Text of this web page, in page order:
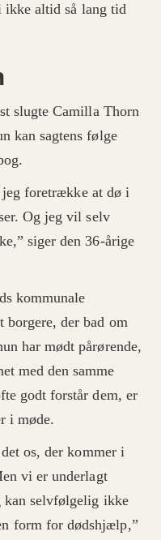
ikke altid så lang tid
slugte Camilla Thorn
kan sagtens følge
foretrække at dø i
Og jeg vil selv
siger den 36-årige
kommunale
borgere, der bad om
har mødt pårørende,
med den samme
godt forstår dem, er
i møde.
os, der kommer i
vi er underlagt
kan selvfølgelig ikke
form for dødshjælp,”